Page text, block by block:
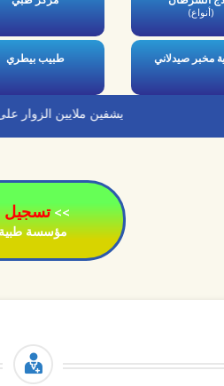
(أنواع)
مخبر صيدلاني طبيب بيطري
يشفين ملايين الزوار على
>>تسجيل
مؤسسة